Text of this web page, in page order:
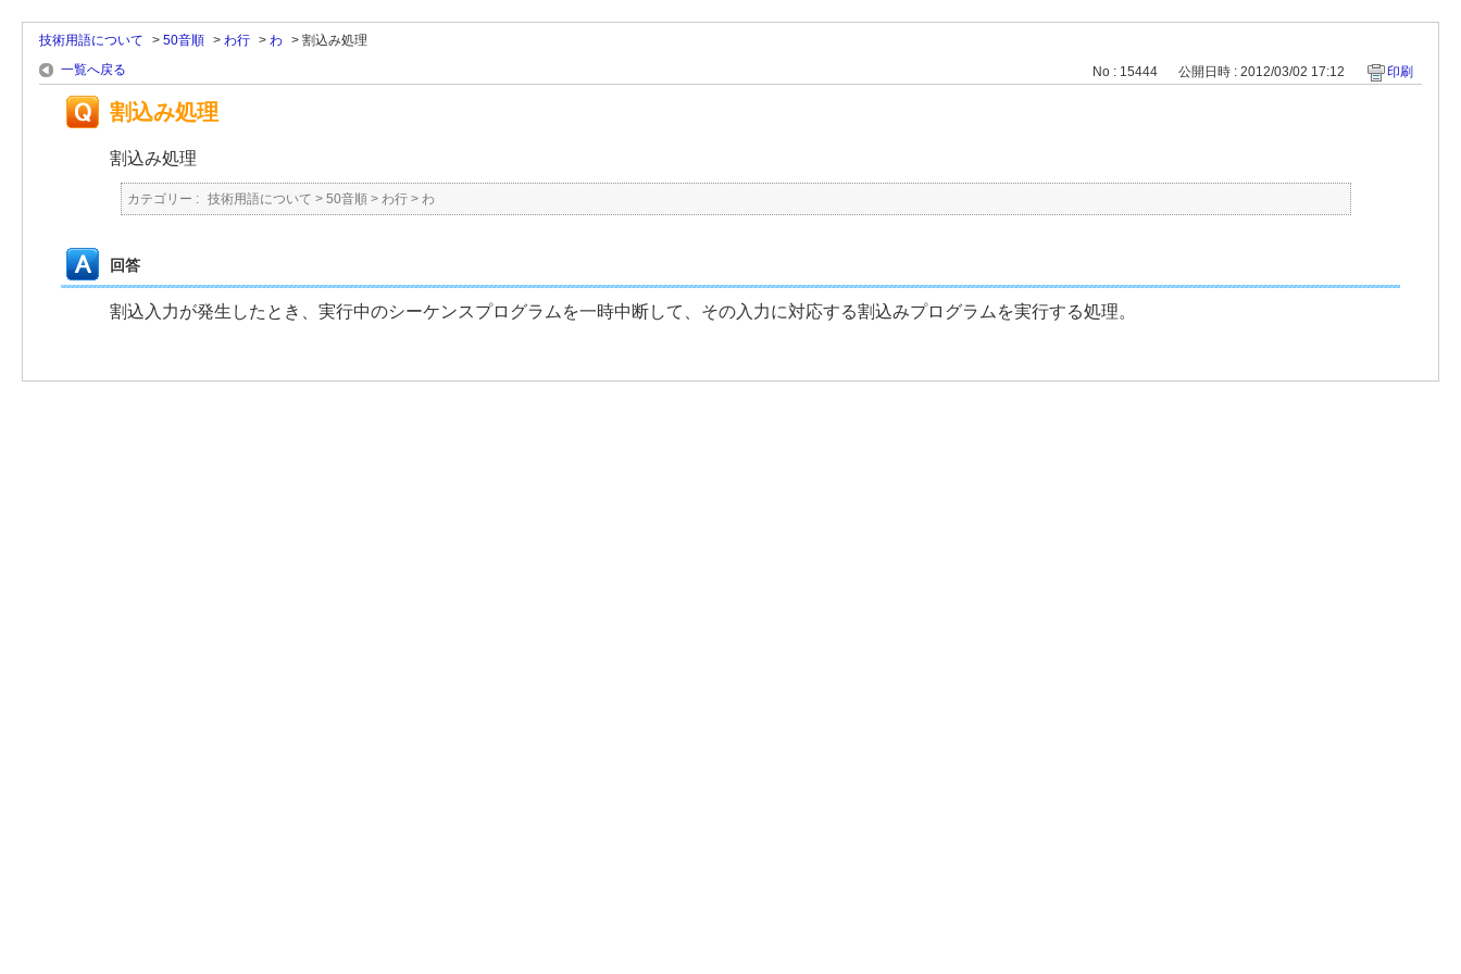
技術用語について > 50音順 > わ行 > わ > 割込み処理
一覧へ戻る
No : 15444 公開日時 : 2012/03/02 17:12 印刷
割込み処理
割込み処理
カテゴリー : 技術用語について > 50音順 > わ行 > わ
回答
割込入力が発生したとき、実行中のシーケンスプログラムを一時中断して、その入力に対応する割込みプログラムを実行する処理。